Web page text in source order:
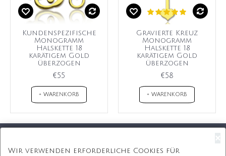
Kundenspezifische
Monogramm
Halskette 18
karätigem Gold
überzogen
€55
+ WARENKORB
Gravierte Kreuz
Monogramm
Halskette 18
karätigem Gold
überzogen
€58
+ WARENKORB
Wir verwenden erforderliche Cookies für